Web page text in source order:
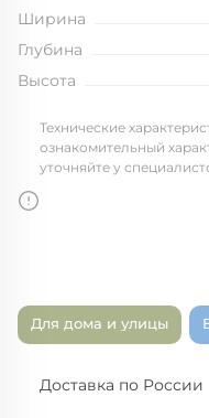
Ширина
Глубина
Высота
Технические
ознакомительный
уточняйте у
Для дома и улицы
Доставка по России